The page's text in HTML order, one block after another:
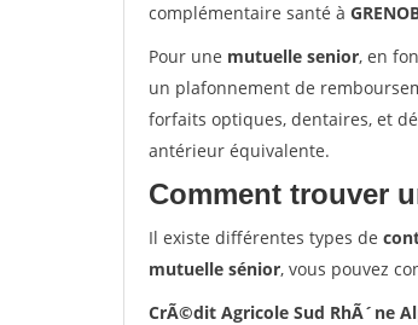
complémentaire santé à
Pour une mutuelle senior, en
un plafonnement de
forfaits optiques, dentaires, et
antérieur équivalente.
Comment trouver
Il existe différentes types de
mutuelle sénior, vous pouvez
CrÃ©dit Agricole Sud RhÃ´ne